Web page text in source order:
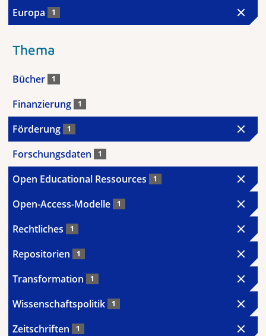
Europa 1
Thema
Bücher 1
Finanzierung 1
Förderung 1
Forschungsdaten 1
Open Educational Ressources 1
Open-Access-Modelle 1
Rechtliches 1
Repositorien 1
Transformation 1
Wissenschaftspolitik 1
Zeitschriften 1